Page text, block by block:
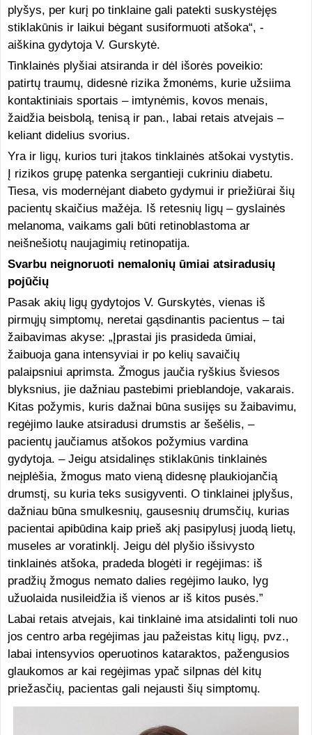
plyšys, per kurį po tinklaine gali patekti suskystėjęs
stiklakūnis ir laikui bėgant susiformuoti atšoka“, -
aiškina gydytoja V. Gurskytė.
Tinklainės plyšiai atsiranda ir dėl išorės poveikio:
patirtų traumų, didesnė rizika žmonėms, kurie užsiima
kontaktiniais sportais – imtynėmis, kovos menais,
žaidžia beisbolą, tenisą ir pan., labai retais atvejais –
keliant didelius svorius.
Yra ir ligų, kurios turi įtakos tinklainės atšokai vystytis.
Į rizikos grupę patenka sergantieji cukriniu diabetu.
Tiesa, vis modernėjant diabeto gydymui ir priežiūrai šių
pacientų skaičius mažėja. Iš retesnių ligų – gyslainės
melanoma, vaikams gali būti retinoblastoma ar
neišnešiotų naujagimių retinopatija.
Svarbu neignoruoti nemalonių ūmiai atsiradusių
pojūčių
Pasak akių ligų gydytojos V. Gurskytės, vienas iš
pirmųjų simptomų, neretai gąsdinantis pacientus – tai
žaibavimas akyse: „Įprastai jis prasideda ūmiai,
žaibuoja gana intensyviai ir po kelių savaičių
palaipsniui aprimsta. Žmogus jaučia ryškius šviesos
blyksnius, jie dažniau pastebimi prieblandoje, vakarais.
Kitas požymis, kuris dažnai būna susijęs su žaibavimu,
regėjimo lauke atsiradusi drumstis ar šešėlis, –
pacientų jaučiamus atšokos požymius vardina
gydytoja. – Jeigu atsidalinęs stiklakūnis tinklainės
neįplėšia, žmogus mato vieną didesnę plaukiojančią
drumstį, su kuria teks susigyventi. O tinklainei įplyšus,
dažniau būna smulkesnių, gausesnių drumsčių, kurias
pacientai apibūdina kaip prieš akį pasipylusį juodą lietų,
museles ar voratinklį. Jeigu dėl plyšio išsivysto
tinklainės atšoka, pradeda blogėti ir regėjimas: iš
pradžių žmogus nemato dalies regėjimo lauko, lyg
užuolaida nusileidžia iš vienos ar iš kitos pusės.”
Labai retais atvejais, kai tinklainė ima atsidalinti toli nuo
jos centro arba regėjimas jau pažeistas kitų ligų, pvz.,
labai intensyvios operuotinos kataraktos, pažengusios
glaukomos ar kai regėjimas ypač silpnas dėl kitų
priežasčių, pacientas gali nejausti šių simptomų.